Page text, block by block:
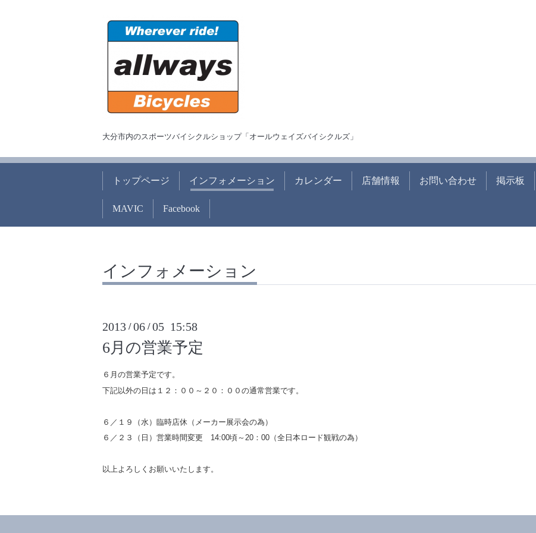
大分市内のスポーツバイシクルショップ「オールウェイズバイシクルズ」
トップページ インフォメーション カレンダー 店舗情報 お問い合わせ 掲示板
MAVIC Facebook
インフォメーション
2013 /06 /05 15:58
6月の営業予定
６月の営業予定です。
下記以外の日は１２：００～２０：００の通常営業です。
６／１９（水）臨時店休（メーカー展示会の為）
６／２３（日）営業時間変更 14:00頃～20：00（全日本ロード観戦の為）
以上よろしくお願いいたします。